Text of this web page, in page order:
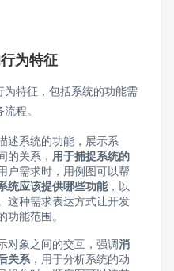
为特征
特征，包括系统的功能需
程。
述系统的功能，展示系
的关系， 用于捕捉系统的
户需求时，用例图可以帮
统应该提供哪些功能，以
这种需求表达方式让开发
能范围。
对象之间的交互，强调消
关系，用于分析系统的动